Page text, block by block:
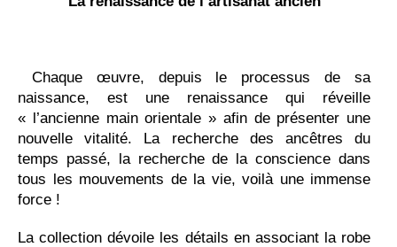
Chaque œuvre, depuis le processus de sa
naissance, est une renaissance qui réveille
« l’ancienne main orientale » afin de présenter une
nouvelle vitalité. La recherche des ancêtres du
temps passé, la recherche de la conscience dans
tous les mouvements de la vie, voilà une immense
force !
La collection dévoile les détails en associant la robe